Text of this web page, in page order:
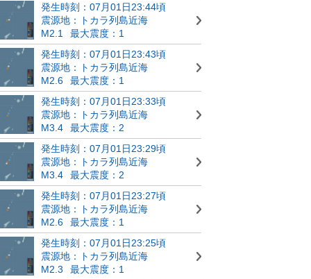
発生時刻：07月01日23:44頃
震源地：トカラ列島近海
M2.1
最大震度：1
発生時刻：07月01日23:43頃
震源地：トカラ列島近海
M2.6
最大震度：1
発生時刻：07月01日23:33頃
震源地：トカラ列島近海
M3.4
最大震度：2
発生時刻：07月01日23:29頃
震源地：トカラ列島近海
M3.4
最大震度：2
発生時刻：07月01日23:27頃
震源地：トカラ列島近海
M2.6
最大震度：1
発生時刻：07月01日23:25頃
震源地：トカラ列島近海
M2.3
最大震度：1